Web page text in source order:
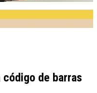
de barras